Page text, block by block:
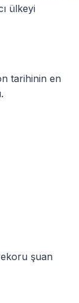
ülkeyi
tarihinin en
şuan